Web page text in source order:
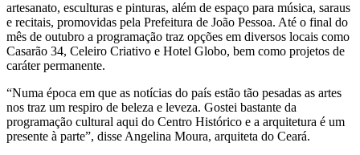
artesanato, esculturas e pinturas, além de espaço para música, saraus
e recitais, promovidas pela Prefeitura de João Pessoa. Até o final do
mês de outubro a programação traz opções em diversos locais como
Casarão 34, Celeiro Criativo e Hotel Globo, bem como projetos de
caráter permanente.
“Numa época em que as notícias do país estão tão pesadas as artes
nos traz um respiro de beleza e leveza. Gostei bastante da
programação cultural aqui do Centro Histórico e a arquitetura é um
presente à parte”, disse Angelina Moura, arquiteta do Ceará.